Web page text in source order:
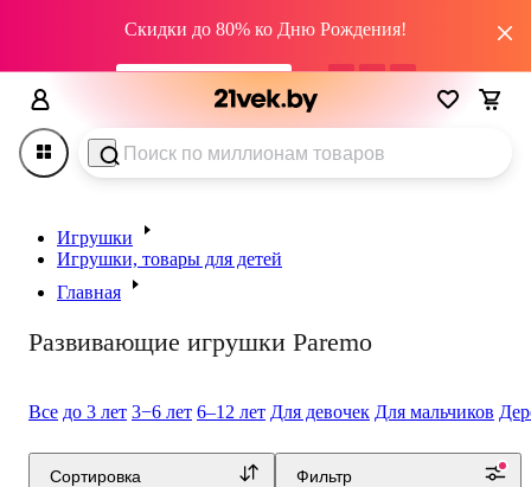
Скидки до 80% ко Дню Рождения!
промокод HAPPY22 0дн 05:02:21
Игрушки
Игрушки, товары для детей
Главная
Развивающие игрушки Paremo
Все до 3 лет 3−6 лет 6–12 лет Для девочек Для мальчиков
Сортировка Фильтр